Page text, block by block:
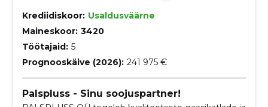
Krediidiskoor: Usaldusväärne
Maineskoor: 3420
Töötajaid: 5
Prognooskäive (2026): 241 975 €
Palspluss - Sinu soojuspartner!